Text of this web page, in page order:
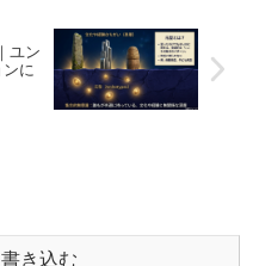
ユン
に
き込む